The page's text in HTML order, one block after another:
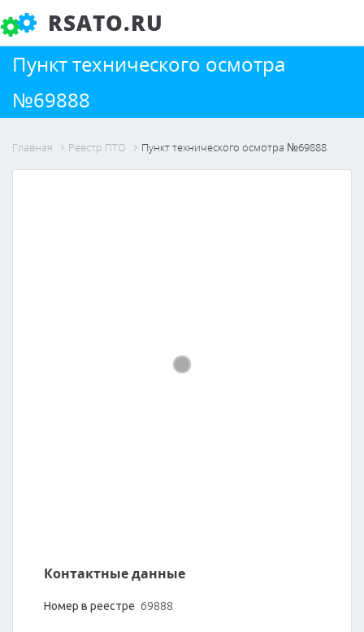
RSATO.RU
Пункт технического осмотра
№69888
Главная Реестр ПТО Пункт технического осмотра №69888
Контактные данные
Номер в реестре 69888